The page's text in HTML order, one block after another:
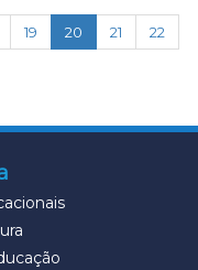
19 20 (current)
21
22